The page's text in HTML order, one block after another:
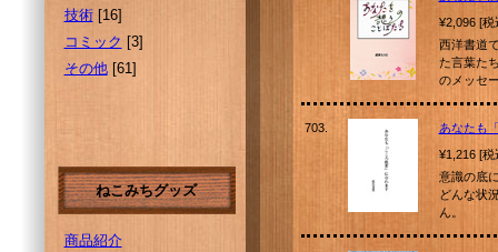
技術[16]
コミック [3]
その他[61]
ねこみちグッズ
商品紹介
¥2,096 [
西洋書道
た言葉た
のメッセ
703.
あなたも
¥1,216 [
意識の底
どんな状
ん。